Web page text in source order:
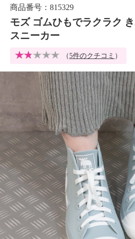
商品番号：815329
モズ ゴムひもでラクラク
スニーカー
（5件のクチコミ ）